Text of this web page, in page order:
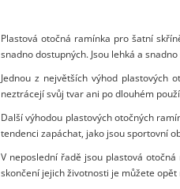
Plastová otočná ramínka pro šatní
snadno dostupných. Jsou lehká a
Jednou z největších výhod plastových
neztrácejí svůj tvar ani po dlouhém
Další výhodou plastových otočných
tendenci zapáchat, jako jsou sportovní
V neposlední řadě jsou plastová
skončení jejich životnosti je můžete